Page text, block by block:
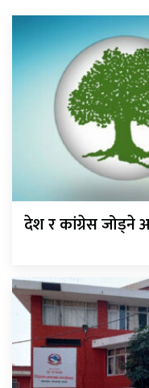
देश र कांग्रेस जोड्ने